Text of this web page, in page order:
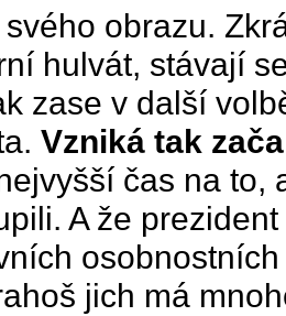
obrazu.
hulvát, stávají
zase v další
Vzniká tak
čas na to,
A že
jich má